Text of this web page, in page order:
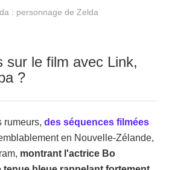
: personnage de Zelda
sur le film avec Link,
?
rumeurs, des séquences filmées
en Nouvelle‑Zélande,
montrant l'actrice Bo